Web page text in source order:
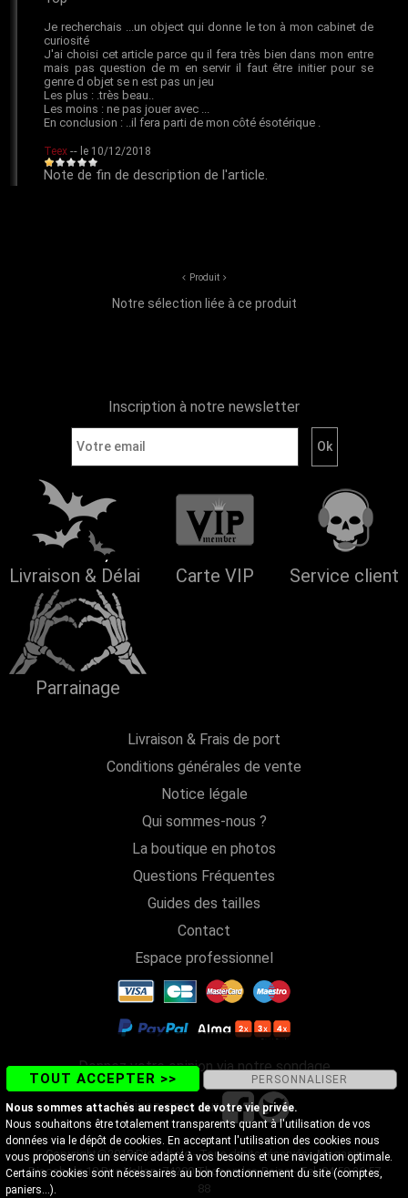
Produit
Notre sélection liée à ce produit
Inscription à notre newsletter
Livraison & Délai Carte VIP Service client
Parrainage
Livraison & Frais de port
Conditions générales de vente
Notice légale
Qui sommes-nous ?
La boutique en photos
Questions Fréquentes
Guides des tailles
Contact
Espace professionnel
Donnez votre opinion via notre sondage
Suivez-nous sur
Copyright@2018 Discobole - Tous droits réservés - Magasin
Discobole 18 Rue Vallon, 74200 Thonon-les-Bains - Tel. 04 50 26 57
88
TOUT ACCEPTER >> PERSONNALISER
Nous sommes attachés au respect de votre vie privée.
Nous souhaitons être totalement transparents quant à l'utilisation de vos
données via le dépôt de cookies. En acceptant l'utilisation des cookies nous
vous proposerons un service adapté à vos besoins et une navigation optimale.
Certains cookies sont nécessaires au bon fonctionnement du site (comptes,
paniers...).